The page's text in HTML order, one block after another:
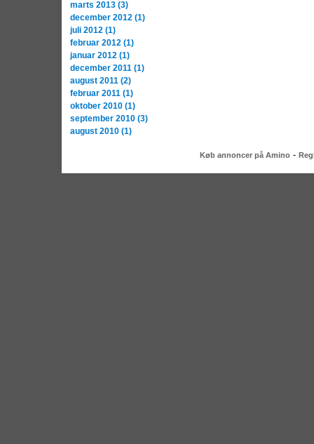
marts 2013 (3)
december 2012 (1)
juli 2012 (1)
februar 2012 (1)
januar 2012 (1)
december 2011 (1)
august 2011 (2)
februar 2011 (1)
oktober 2010 (1)
september 2010 (3)
august 2010 (1)
Køb annoncer på Amino-